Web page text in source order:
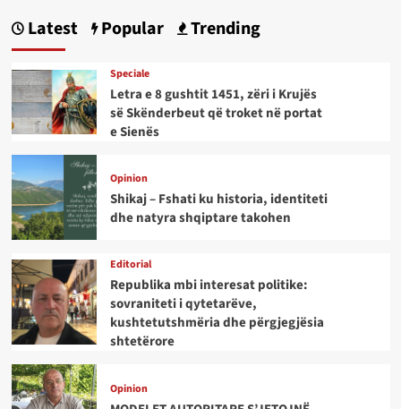
Latest Popular Trending
Speciale
Letra e 8 gushtit 1451, zëri i Krujës
së Skënderbeut që troket në portat
e Sienës
Opinion
Shikaj – Fshati ku historia, identiteti
dhe natyra shqiptare takohen
Editorial
Republika mbi interesat politike:
sovraniteti i qytetarëve,
kushtetutshmëria dhe përgjegjësia
shtetërore
Opinion